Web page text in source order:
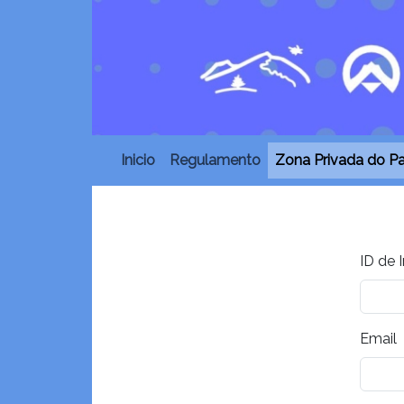
Inicio Regulamento Zona Privada do
ID de
Email